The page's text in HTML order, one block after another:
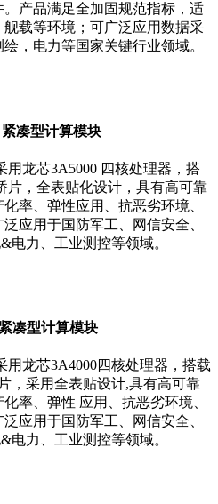
产品满足全加固规范指标，适
载等环境；可广泛应用数据采
，电力等国家关键行业领域。
凑型计算模块
用龙芯3A5000 四核处理器，搭
片，全表贴化设计，具有高可靠
率、弹性应用、抗恶劣环境、
应用于国防军工、网信安全、
电力、工业测控等领域。
凑型计算模块
用龙芯3A4000四核处理器，搭载
，采用全表贴设计,具有高可靠
率、弹性 应用、抗恶劣环境、
应用于国防军工、网信安全、
电力、工业测控等领域。